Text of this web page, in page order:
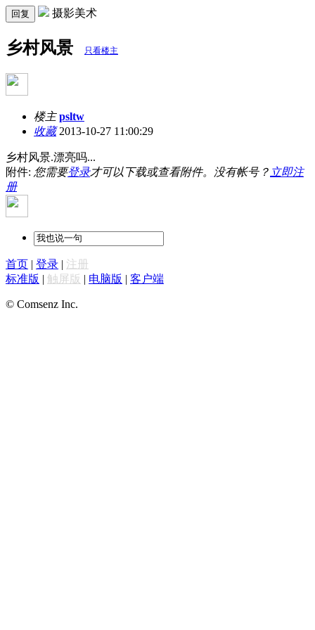
回复 摄影美术
乡村风景 只看楼主
楼主 psltw
收藏2013-10-27 11:00:29
乡村风景.漂亮吗...
附件: 您需要登录才可以下载或查看附件。没有帐号？ 立即注
册
首页 | 登录 | 注册
标准版 | 触屏版 | 电脑版 | 客户端
© Comsenz Inc.